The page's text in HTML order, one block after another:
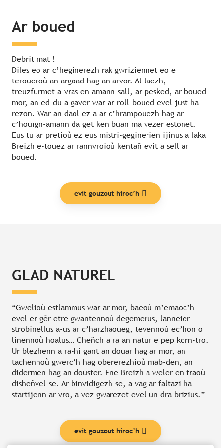
Ar boued
Debrit mat !
Diles eo ar c’heginerezh rak gwriziennet eo e
teroueroù an argoad hag an arvor. Al laezh,
treuzfurmet a-vras en amann-sall, ar pesked, ar boued-
mor, an ed-du a gaver war ar roll-boued evel just ha
rezon. War an daol ez a ar c’hrampouezh hag ar
c’houign-amann da get ken buan ma vezer estonet.
Eus tu ar pretioù ez eus mistri-geginerien ijinus a laka
Breizh e-touez ar rannvroioù kentañ evit a sell ar
boued.
evit gouzout hiroc’h
GLAD NATUREL
“Gwelioù estlammus war ar mor, baeoù m’emaoc’h
evel er gêr etre gwantennoù degemerus, lanneier
strobinellus a-us ar c’harzhaoueg, tevennoù ec’hon o
linennoù hoalus… Cheñch a ra an natur e pep korn-tro.
Ur blezhenn a ra-hi gant an douar hag ar mor, an
tachennoù gwerc’h hag obererezhioù mab-den, an
didermen hag an douster. Ene Breizh a weler en traoù
disheñvel-se. Ar binvidigezh-se, a vag ar faltazi ha
startijenn ar vro, a vez gwarezet evel un dra brizius.”
evit gouzout hiroc’h